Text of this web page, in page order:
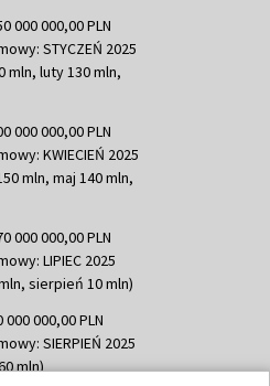
000 000,00 PLN
STYCZEŃ 2025
mln, luty 130 mln,
000 000,00 PLN
KWIECIEŃ 2025
mln, maj 140 mln,
000 000,00 PLN
LIPIEC 2025
sierpień 10 mln)
000,00 PLN
SIERPIEŃ 2025
mln)